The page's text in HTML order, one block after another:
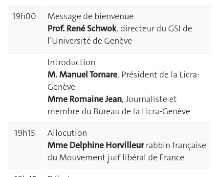
19h00
Message de bienvenue
Prof. René Schwok, directeur du GSI de
l’Université de Genève
Introduction
M. Manuel Tornare, Président de la Licra-
Genève
Mme Romaine Jean, Journaliste et
membre du Bureau de la Licra-Genève
19h15
Allocution
Mme Delphine Horvilleurrabbin française
du Mouvement juif libéral de France